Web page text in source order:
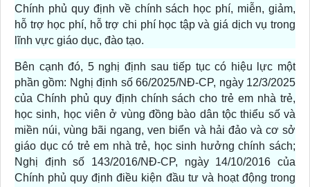
Chính phủ quy định về chính sách học phí, miễn, giảm,
hỗ trợ học phí, hỗ trợ chi phí học tập và giá dịch vụ trong
lĩnh vực giáo dục, đào tạo.
Bên cạnh đó, 5 nghị định sau tiếp tục có hiệu lực một
phần gồm: Nghị định số 66/2025/NĐ-CP, ngày 12/3/2025
của Chính phủ quy định chính sách cho trẻ em nhà trẻ,
học sinh, học viên ở vùng đồng bào dân tộc thiểu số và
miền núi, vùng bãi ngang, ven biển và hải đảo và cơ sở
giáo dục có trẻ em nhà trẻ, học sinh hưởng chính sách;
Nghị định số 143/2016/NĐ-CP, ngày 14/10/2016 của
Chính phủ quy định điều kiện đầu tư và hoạt động trong